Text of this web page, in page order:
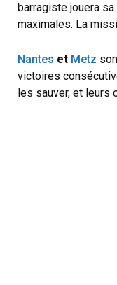
barragiste jouera
maximales. La
Nantes et Metz
victoires
les sauver, et leurs